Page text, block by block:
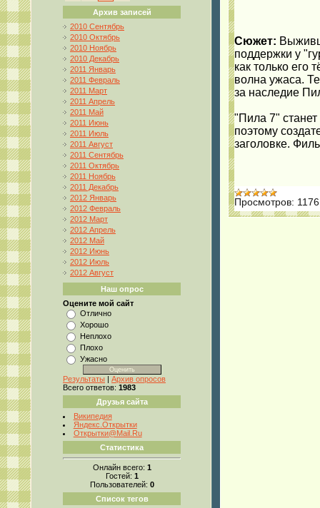
Архив записей
2010 Сентябрь
2010 Октябрь
2010 Ноябрь
2010 Декабрь
2011 Январь
2011 Февраль
2011 Март
2011 Апрель
2011 Май
2011 Июнь
2011 Июль
2011 Август
2011 Сентябрь
2011 Октябрь
2011 Ноябрь
2011 Декабрь
2012 Январь
2012 Февраль
2012 Март
2012 Апрель
2012 Май
2012 Июнь
2012 Июль
2012 Август
Наш опрос
Оцените мой сайт
Отлично
Хорошо
Неплохо
Плохо
Ужасно
Результаты | Архив опросов
Всего ответов: 1983
Друзья сайта
Википедия
Яндекс.Открытки
Открытки@Mail.Ru
Статистика
Онлайн всего: 1
Гостей: 1
Пользователей: 0
Список тегов
Сюжет:
поддержки у
как только его
волна ужаса.
за наследие
"Пила 7"
поэтому
заголовке.
Просмотров: 1176